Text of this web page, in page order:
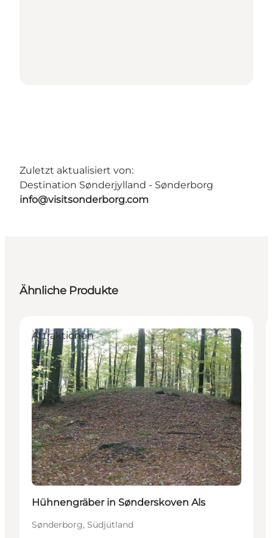
Zuletzt aktualisiert von:
Destination Sønderjylland - Sønderborg
info@visitsonderborg.com
Ähnliche Produkte
Attraktionen
Hühnengräber in Sønderskoven Als
Sønderborg, Südjütland